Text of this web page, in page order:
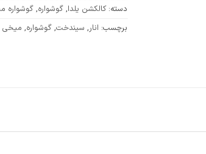
دسته:کالکشن یلدا, گوشواره, گوشواره
برچسب: انار, سیندخت, گوشواره, میخی